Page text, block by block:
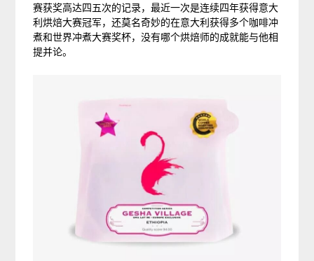
赛获奖高达四五次的记录，最近一次是连续四年获得意大
利烘焙大赛冠军，还莫名奇妙的在意大利获得多个咖啡冲
煮和世界冲煮大赛奖杯，没有哪个烘焙师的成就能与他相
提并论。